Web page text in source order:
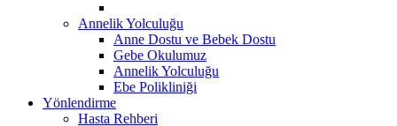
Annelik Yolculuğu
Anne Dostu ve Bebek Dostu
Gebe Okulumuz
Annelik Yolculuğu
Ebe Polikliniği
Yönlendirme
Hasta Rehberi